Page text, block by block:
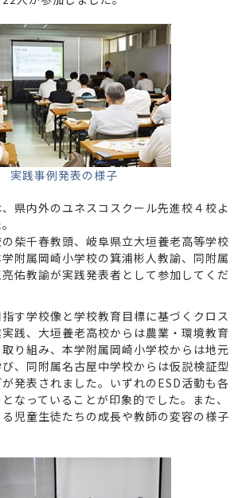
実践事例発表の様子
県内外のユネスコスクール先進校４校よ
柴千春教頭、岐阜県立大垣養老高等学校
附属岡崎小学校の箕浦彬人教諭、同附属
佑教諭が実践発表者として参加してくだ
す学校像と学校教育目標に基づくクロス
践、大垣養老高校からは農業・環境教育
り組み、本学附属岡崎小学校からは地元
、同附属名古屋中学校からは仮説検証型
発表されました。いずれのESD活動も各
なっていることが印象的でした。また、
児童生徒たちの成長や教師の変容の様子